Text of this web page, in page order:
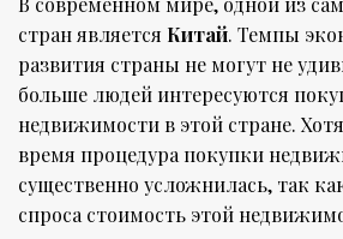
стран является Китай. Темпы
развития страны не могут не
больше людей интересуются
недвижимости в этой стране.
время процедура покупки
существенно усложнилась, так
спроса стоимость этой